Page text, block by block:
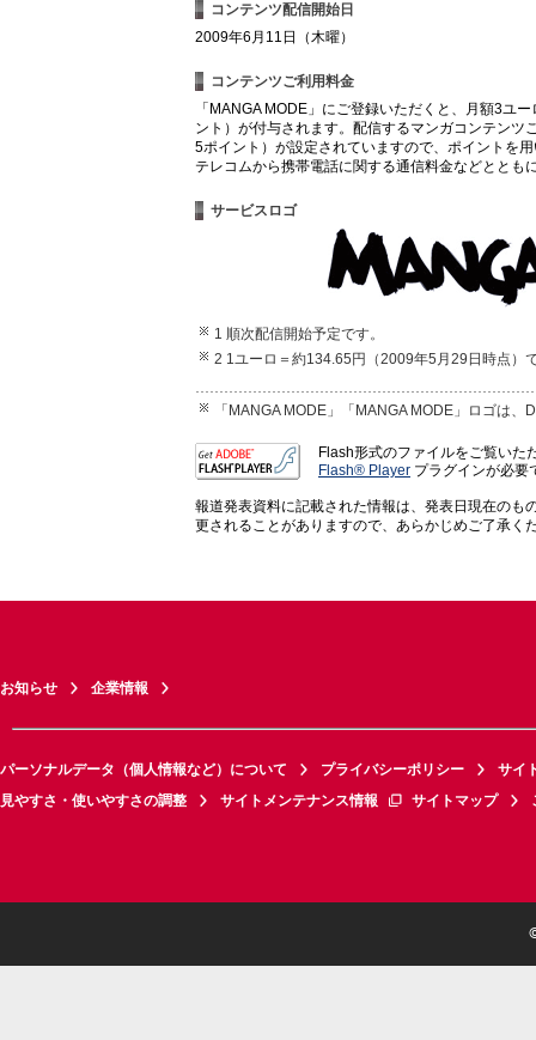
コンテンツ配信開始日
2009年6月11日（木曜）
コンテンツご利用料金
「MANGA MODE」にご登録いただくと、月額3ユ
ント）が付与されます。配信するマンガコンテン
5ポイント）が設定されていますので、ポイントを
テレコムから携帯電話に関する通信料金などととも
サービスロゴ
1 順次配信開始予定です。
2 1ユーロ＝約134.65円（2009年5月29日時点）
「MANGA MODE」「MANGA MODE」ロゴは
Flash形式のファイルをご覧いた
Flash® Player プラグインが必要
報道発表資料に記載された情報は、発表日現在のも
更されることがありますので、あらかじめご了承く
お知らせ 企業情報
パーソナルデータ（個人情報など）について プライバシーポリシー
サイ
見やすさ・使いやすさの調整
サイトメンテナンス情報 サイトマップ